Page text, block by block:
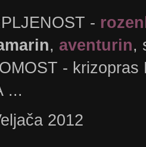
-
, aventurin,
-
...
2012